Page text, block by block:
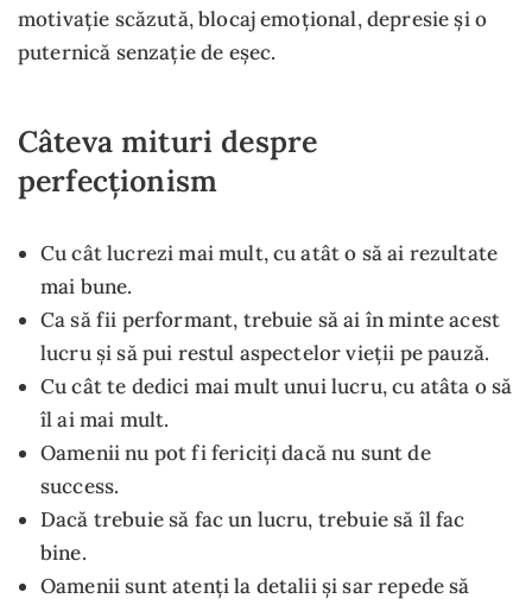
motivație scăzută, blocaj emoțional, depresie și o
puternică senzație de eșec.
Câteva mituri despre
perfecționism
Cu cât lucrezi mai mult, cu atât o să ai rezultate
mai bune.
Ca să fii performant, trebuie să ai în minte acest
lucru și să pui restul aspectelor vieții pe pauză.
Cu cât te dedici mai mult unui lucru, cu atâta o să
îl ai mai mult.
Oamenii nu pot fi fericiți dacă nu sunt de
success.
Dacă trebuie să fac un lucru, trebuie să îl fac
bine.
Oamenii sunt atenți la detalii și sar repede să